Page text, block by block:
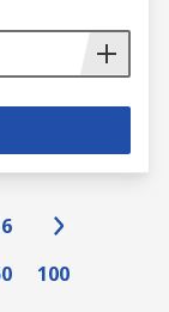
6
100